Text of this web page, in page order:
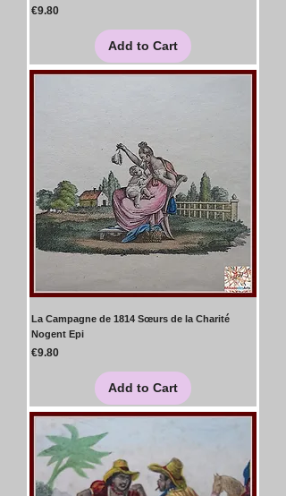
Price
€9.80
Add to Cart
La Campagne de 1814 Sœurs de la Charité
Nogent Epi
Price
€9.80
Add to Cart